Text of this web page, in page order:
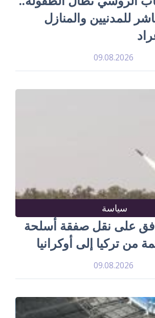
للمدنيين والمنازل
09.08.2026
سياسة
على نقل صفقة أسلحة
من تركيا إلى أوكرانيا
09.08.2026